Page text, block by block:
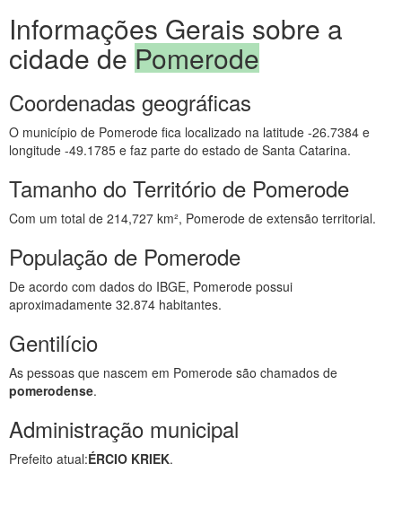
Informações Gerais sobre a
cidade de Pomerode
Coordenadas geográficas
O município de Pomerode fica localizado na latitude -26.7384 e
longitude -49.1785 e faz parte do estado de Santa Catarina.
Tamanho do Território de Pomerode
Com um total de 214,727 km², Pomerode de extensão territorial.
População de Pomerode
De acordo com dados do IBGE, Pomerode possui
aproximadamente 32.874 habitantes.
Gentilício
As pessoas que nascem em Pomerode são chamados de
pomerodense.
Administração municipal
Prefeito atual:ÉRCIO KRIEK.